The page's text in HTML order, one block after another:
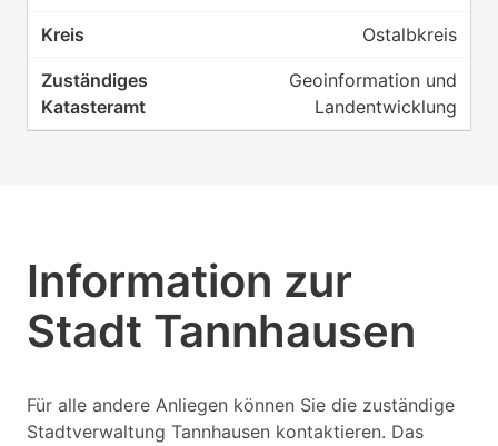
Ostalbkreis
Geoinformation und
Landentwicklung
Information zur
Stadt Tannhausen
Für alle andere Anliegen können Sie die zuständige
Stadtverwaltung Tannhausen kontaktieren. Das